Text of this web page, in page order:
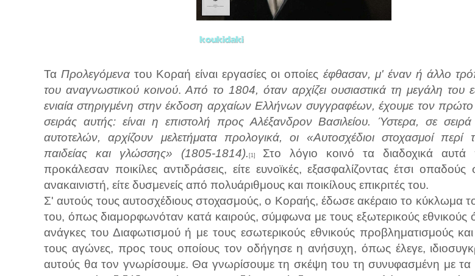
Τα Προλεγόμενατου Κοραή είναι εργασίες οι οποίες έφθασαν, μ' έναν ή άλλο
του αναγνωστικού κοινού. Από το 1804, όταν αρχίζει ουσιαστικά τη μεγάλη του
ενιαία στηριγμένη στην έκδοση αρχαίων Ελλήνων συγγραφέων, έχουμε τον
σειράς αυτής: είναι η επιστολή προς Αλέξανδρον Βασιλείου. Ύστερα, σε σειρά
αυτοτελών, αρχίζουν μελετήματα προλογικά, οι «Αυτοσχέδιοι στοχασμοί περί
παιδείας και γλώσσης» (1805-1814). [1]
Στο λόγιο κοινό τα διαδοχικά αυτά
προκάλεσαν ποικίλες αντιδράσεις, είτε ευνοϊκές, εξασφαλίζοντας έτσι
ανακαινιστή, είτε δυσμενείς από πολυάριθμους και ποικίλους επικριτές του.
Σ' αυτούς τους αυτοσχέδιους στοχασμούς, ο Κοραής, έδωσε ακέραιο το κύκλωμα
του, όπως διαμορφωνόταν κατά καιρούς, σύμφωνα με τους εξωτερικούς εθνικούς
ανάγκες του Διαφωτισμού ή με τους εσωτερικούς εθνικούς προβληματισμούς
τους αγώνες, προς τους οποίους τον οδήγησε η ανήσυχη, όπως έλεγε,
αυτούς θα τον γνωρίσουμε. Θα γνωρίσουμε τη σκέψη του τη συνυφασμένη με